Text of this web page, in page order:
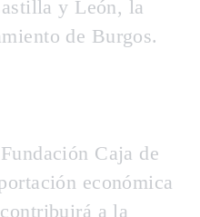
y León, la
de Burgos.
Caja de
económica
a la